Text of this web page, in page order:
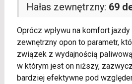
Hałas zewnętrzny: 69
Oprócz wpływu na komfort
zewnętrzny opon to parametr,
związek z wydajnością
w którym jest on niższy,
bardziej efektywne pod